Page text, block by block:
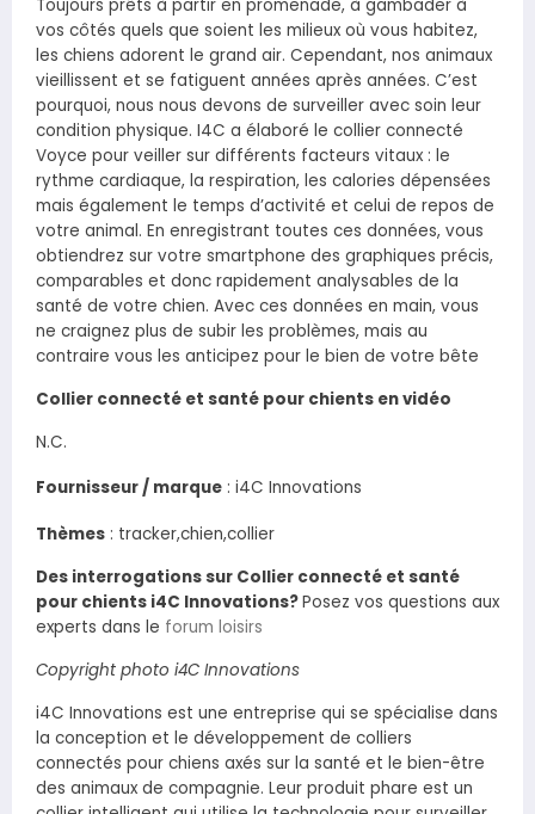
Toujours prêts à partir en promenade, à gambader à
vos côtés quels que soient les milieux où vous habitez,
les chiens adorent le grand air. Cependant, nos animaux
vieillissent et se fatiguent années après années. C’est
pourquoi, nous nous devons de surveiller avec soin leur
condition physique. I4C a élaboré le collier connecté
Voyce pour veiller sur différents facteurs vitaux : le
rythme cardiaque, la respiration, les calories dépensées
mais également le temps d’activité et celui de repos de
votre animal. En enregistrant toutes ces données, vous
obtiendrez sur votre smartphone des graphiques précis,
comparables et donc rapidement analysables de la
santé de votre chien. Avec ces données en main, vous
ne craignez plus de subir les problèmes, mais au
contraire vous les anticipez pour le bien de votre bête
Collier connecté et santé pour chients en vidéo
N.C.
Fournisseur / marque : i4C Innovations
Thèmes : tracker,chien,collier
Des interrogations sur Collier connecté et santé
pour chients i4C Innovations?Posez vos questions aux
experts dans le forum loisirs
Copyright photo i4C Innovations
i4C Innovations est une entreprise qui se spécialise dans
la conception et le développement de colliers
connectés pour chiens axés sur la santé et le bien-être
des animaux de compagnie. Leur produit phare est un